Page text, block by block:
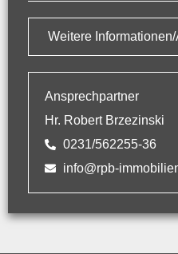
Weitere
Ansprechpartner
Hr. Robert Brzezinski
0231/562255-36
info@rpb-